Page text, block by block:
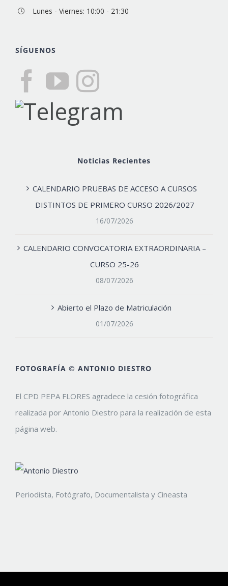
Lunes - Viernes: 10:00 - 21:30
SÍGUENOS
Noticias Recientes
CALENDARIO PRUEBAS DE ACCESO A CURSOS
DISTINTOS DE PRIMERO CURSO 2026/2027
16/07/2026
CALENDARIO CONVOCATORIA EXTRAORDINARIA –
CURSO 25-26
08/07/2026
Abierto el Plazo de Matriculación
01/07/2026
FOTOGRAFÍA © ANTONIO DIESTRO
El CPD PEPA FLORES agradece la cesión fotográfica
realizada por Antonio Diestro para la realización de esta
página web.
Periodista, Fotógrafo, Documentalista y Cineasta